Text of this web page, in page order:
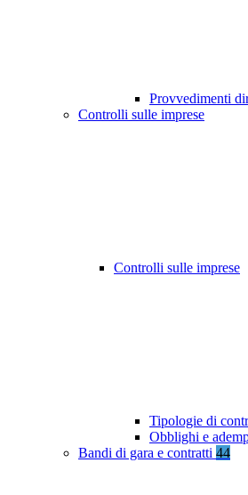
Provvedimenti
Controlli sulle imprese
Controlli sulle imprese
Tipologie di
Obblighi e
Bandi di gara e contratti 44